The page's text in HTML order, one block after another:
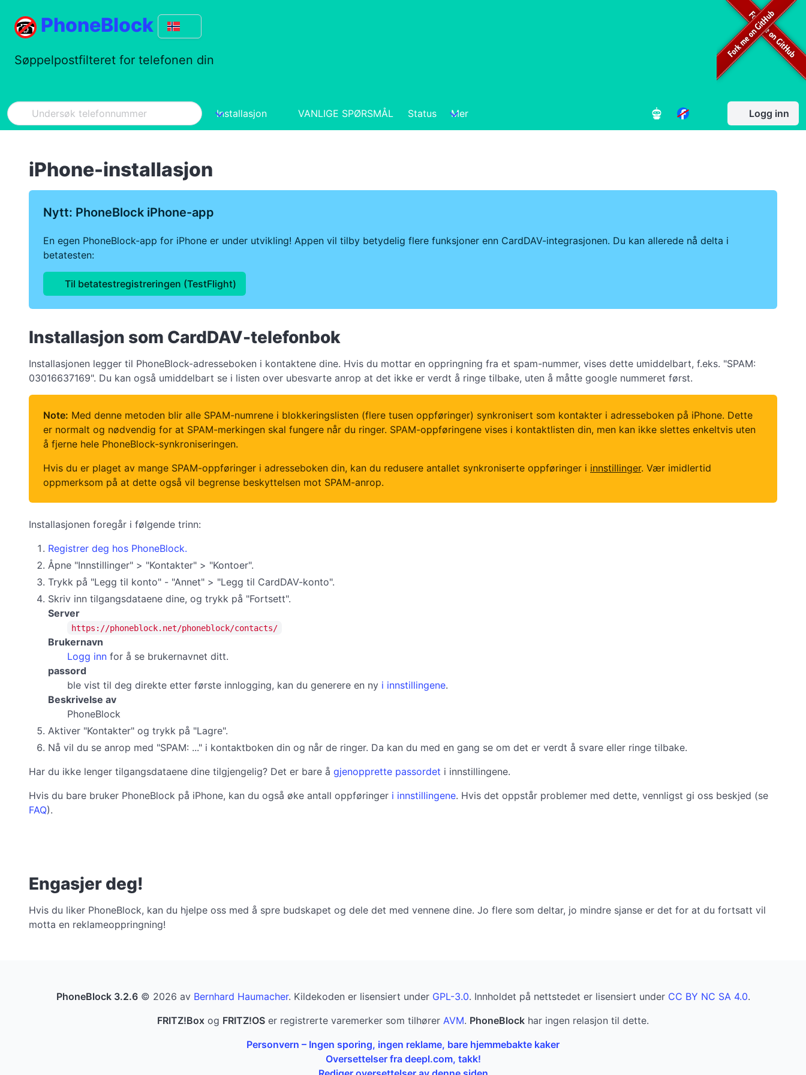
PhoneBlock
Søppelpostfilteret for telefonen din
Installasjon VANLIGE SPØRSMÅL Status Mer Logg inn
iPhone-installasjon
Nytt: PhoneBlock iPhone-app
En egen PhoneBlock-app for iPhone er under utvikling! Appen vil tilby betydelig flere funksjoner enn CardDAV-integrasjonen. Du kan allerede nå delta i
betatesten:
Til betatestregistreringen (TestFlight)
Installasjon som CardDAV-telefonbok
Installasjonen legger til PhoneBlock-adresseboken i kontaktene dine. Hvis du mottar en oppringning fra et spam-nummer, vises dette umiddelbart, f.eks. "SPAM:
03016637169". Du kan også umiddelbart se i listen over ubesvarte anrop at det ikke er verdt å ringe tilbake, uten å måtte google nummeret først.
Note: Med denne metoden blir alle SPAM-numrene i blokkeringslisten (flere tusen oppføringer) synkronisert som kontakter i adresseboken på iPhone. Dette
er normalt og nødvendig for at SPAM-merkingen skal fungere når du ringer. SPAM-oppføringene vises i kontaktlisten din, men kan ikke slettes enkeltvis uten
å fjerne hele PhoneBlock-synkroniseringen.
Hvis du er plaget av mange SPAM-oppføringer i adresseboken din, kan du redusere antallet synkroniserte oppføringer i innstillinger. Vær imidlertid
oppmerksom på at dette også vil begrense beskyttelsen mot SPAM-anrop.
Installasjonen foregår i følgende trinn:
Registrer deg hos PhoneBlock.
Åpne "Innstillinger" > "Kontakter" > "Kontoer".
Trykk på "Legg til konto" - "Annet" > "Legg til CardDAV-konto".
Skriv inn tilgangsdataene dine, og trykk på "Fortsett".
Server
https://phoneblock.net/phoneblock/contacts/
Brukernavn
Logg inn for å se brukernavnet ditt.
passord
ble vist til deg direkte etter første innlogging, kan du generere en ny i innstillingene.
Beskrivelse av
PhoneBlock
Aktiver "Kontakter" og trykk på "Lagre".
Nå vil du se anrop med "SPAM: ..." i kontaktboken din og når de ringer. Da kan du med en gang se om det er verdt å svare eller ringe tilbake.
Har du ikke lenger tilgangsdataene dine tilgjengelig? Det er bare å gjenopprette passordet i innstillingene.
Hvis du bare bruker PhoneBlock på iPhone, kan du også øke antall oppføringer i innstillingene. Hvis det oppstår problemer med dette, vennligst gi oss beskjed (se
FAQ).
Engasjer deg!
Hvis du liker PhoneBlock, kan du hjelpe oss med å spre budskapet og dele det med vennene dine. Jo flere som deltar, jo mindre sjanse er det for at du fortsatt vil
motta en reklameoppringning!
PhoneBlock 3.2.6© 2026 av Bernhard Haumacher. Kildekoden er lisensiert under GPL-3.0. Innholdet på nettstedet er lisensiert under CC BY NC SA 4.0.
FRITZ!Box og FRITZ!OS er registrerte varemerker som tilhører AVM. PhoneBlock har ingen relasjon til dette.
Personvern – Ingen sporing, ingen reklame, bare hjemmebakte kaker
Oversettelser fra deepl.com, takk!